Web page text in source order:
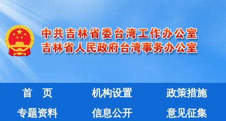
首 页 机构设置
政策措施
专题资料
信息公开 意见征集